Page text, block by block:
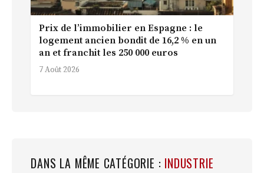
Prix de l’immobilier en Espagne : le
logement ancien bondit de 16,2 % en un
an et franchit les 250 000 euros
7 Août 2026
DANS LA MÊME CATÉGORIE : INDUSTRIE